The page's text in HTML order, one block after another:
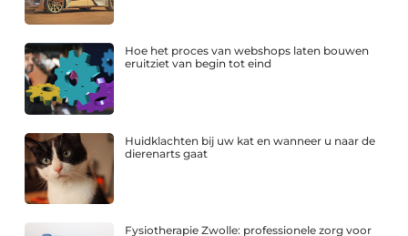
Hoe het proces van webshops laten bouwen
eruitziet van begin tot eind
Huidklachten bij uw kat en wanneer u naar de
dierenarts gaat
Fysiotherapie Zwolle: professionele zorg voor